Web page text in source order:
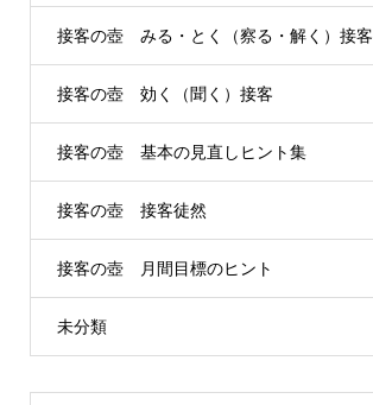
接客の壺 みる・とく（察る・解く）接客
接客の壺 効く（聞く）接客
接客の壺 基本の見直しヒント集
接客の壺 接客徒然
接客の壺 月間目標のヒント
未分類